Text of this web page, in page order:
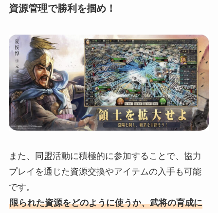
資源管理で勝利を掴め！
また、同盟活動に積極的に参加することで、協力
プレイを通じた資源交換やアイテムの入手も可能
です。
限られた資源をどのように使うか、武将の育成に